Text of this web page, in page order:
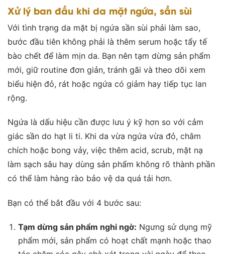
Xử lý ban đầu khi da mặt ngứa, sần sùi
Với tình trạng da mặt bị ngứa sần sùi phải làm sao,
bước đầu tiên không phải là thêm serum hoặc tẩy tế
bào chết để làm mịn da. Bạn nên tạm dừng sản phẩm
mới, giữ routine đơn giản, tránh gãi và theo dõi xem
biểu hiện đỏ, rát hoặc ngứa có giảm hay tiếp tục lan
rộng.
Ngứa là dấu hiệu cần được lưu ý kỹ hơn so với cảm
giác sần do hạt li ti. Khi da vừa ngứa vừa đỏ, châm
chích hoặc bong vảy, việc thêm acid, scrub, mặt nạ
làm sạch sâu hay dùng sản phẩm không rõ thành phần
có thể làm hàng rào bảo vệ da quá tải hơn.
Bạn có thể bắt đầu với 4 bước sau:
Tạm dừng sản phẩm nghi ngờ: Ngưng sử dụng mỹ
phẩm mới, sản phẩm có hoạt chất mạnh hoặc thao